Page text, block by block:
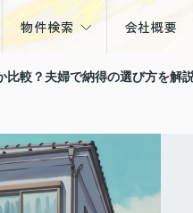
物件検索
土地
収益物件
会社概要
比較？夫婦で納得の選び方を解